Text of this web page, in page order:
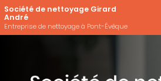
Aller
au
contenu
principal
Société de nettoyage Girard
André
Entreprise de nettoyage à Pont-Évêque